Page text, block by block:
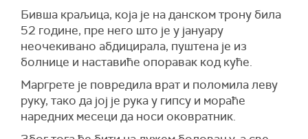
Бивша краљица, која је на данском трону била
52 године, пре него што је у јануару
неочекивано абдицирала, пуштена је из
болнице и наставиће опоравак код куће.
Маргрете је повредила врат и поломила леву
руку, тако да јој је рука у гипсу и мораће
наредних месеци да носи оковратник.